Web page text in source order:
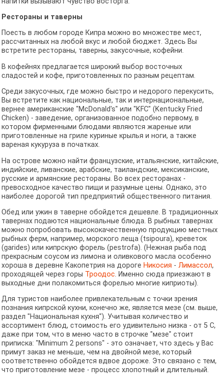
Рестораны и таверны
Поесть в любом городе Кипра можно во множестве мест,
рассчитанных на любой вкус и любой бюджет. Здесь Вы
встретите рестораны, таверны, закусочные, кофейни.
В кофейнях предлагается широкий выбор восточных
сладостей и кофе, приготовленных по разным рецептам.
Среди закусочных, где можно быстро и недорого перекусить,
Вы встретите как национальные, так и интернациональные,
вернее американские "McDonald's" или "KFC" (Kentucky Fried
Chicken) - заведение, организованное подобно первому, в
котором фирменными блюдами являются жареные или
приготовленные на гриле куриные крылья и ноги, а также
вареная кукуруза в початках.
На острове можно найти французские, итальянские, китайские,
индийские, ливанские, арабские, таиландские, мексиканские,
русские и армянские рестораны. Во всех ресторанах -
превосходное качество пищи и разумные цены. Однако, это
наиболее дорогой тип предприятий общественного питания.
Обед или ужин в таверне обойдется дешевле. В традиционных
тавернах подаются национальные блюда. В рыбных тавернах
можно попробовать высококачественную продукцию местных
рыбных ферм, например, морского леща (tsipoura), креветок
(garides) или кипрскую форель (pestrofa). (Нежная рыба под
прекрасным соусом из лимона и оливкового масла особенно
хороша в деревне Какопетрия на дороге Никосия - Лимассол,
проходящей через горы Троодос. Именно сюда приезжают в
выходные дни полакомиться форелью многие киприоты).
Для туристов наиболее привлекательным с точки зрения
познания кипрской кухни, конечно же, является мезе (см. выше,
раздел "Национальная кухня"). Учитывая количество и
ассортимент блюд, стоимость его удивительно низка - от 5 C,
даже при том, что в меню часто в строчке "мезе" стоит
приписка: "Minimum 2 persons" - это означает, что здесь у Вас
примут заказ не меньше, чем на двойной мезе, который
соответственно обойдется вдвое дороже. Это связано с тем,
что приготовление мезе - процесс хлопотный и длительный.